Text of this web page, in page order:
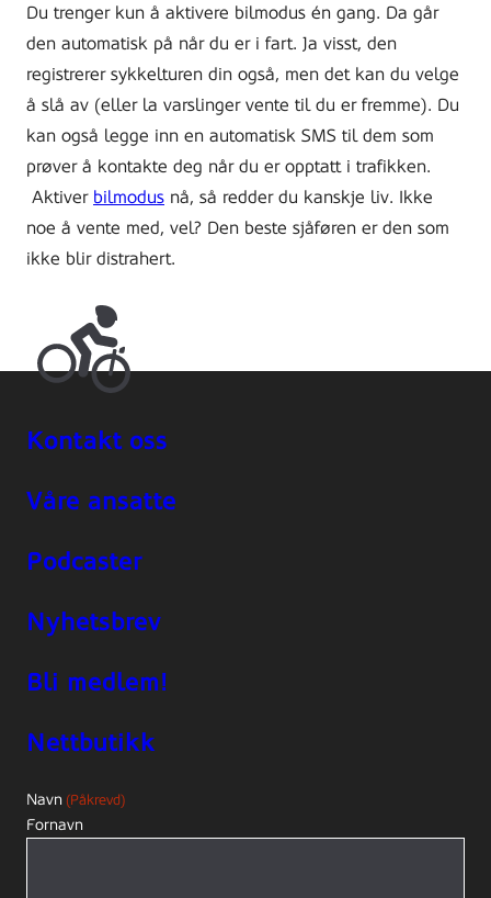
Du trenger kun å aktivere bilmodus én gang. Da går
den automatisk på når du er i fart. Ja visst, den
registrerer sykkelturen din også, men det kan du velge
å slå av (eller la varslinger vente til du er fremme). Du
kan også legge inn en automatisk SMS til dem som
prøver å kontakte deg når du er opptatt i trafikken.
Aktiver bilmodus nå, så redder du kanskje liv. Ikke
noe å vente med, vel? Den beste sjåføren er den som
ikke blir distrahert.
Kontakt oss
Våre ansatte
Podcaster
Nyhetsbrev
Bli medlem!
Nettbutikk
Navn (Påkrevd)
Fornavn